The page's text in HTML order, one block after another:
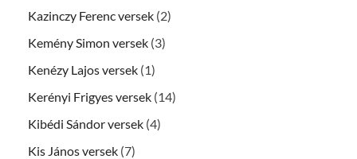
Kazinczy Ferenc versek (2)
Kemény Simon versek (3)
Kenézy Lajos versek (1)
Kerényi Frigyes versek (14)
Kibédi Sándor versek (4)
Kis János versek (7)